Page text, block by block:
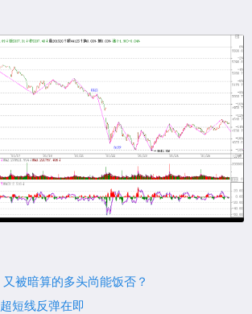
又被暗算的多头尚能饭否？
超短线反弹在即